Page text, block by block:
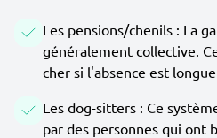
Les pensions/chenils : La
généralement collective.
cher si l'absence est longue
Les dog-sitters : Ce
par des personnes qui ont